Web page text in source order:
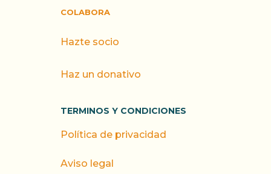
COLABORA
Hazte socio
Haz un donativo
TERMINOS Y CONDICIONES
Política de privacidad
Aviso legal